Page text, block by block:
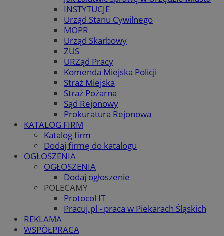
INSTYTUCJE
Urząd Stanu Cywilnego
MOPR
Urząd Skarbowy
ZUS
URZąd Pracy
Komenda Miejska Policji
Straż Miejska
Straż Pożarna
Sąd Rejonowy
Prokuratura Rejonowa
KATALOG FIRM
Katalog firm
Dodaj firmę do katalogu
OGŁOSZENIA
OGŁOSZENIA
Dodaj ogłoszenie
POLECAMY
Protocol IT
Pracuj.pl - praca w Piekarach Śląskich
REKLAMA
WSPÓŁPRACA